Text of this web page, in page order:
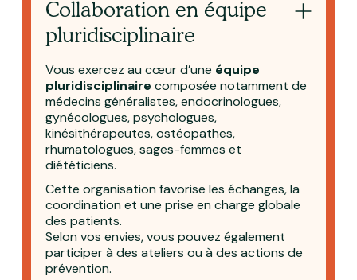
Collaboration en équipe
pluridisciplinaire
Vous exercez au cœur d’une équipe
pluridisciplinaire composée notamment de
médecins généralistes, endocrinologues,
gynécologues, psychologues,
kinésithérapeutes, ostéopathes,
rhumatologues, sages-femmes et
diététiciens.
Cette organisation favorise les échanges, la
coordination et une prise en charge globale
des patients.
Selon vos envies, vous pouvez également
participer à des ateliers ou à des actions de
prévention.